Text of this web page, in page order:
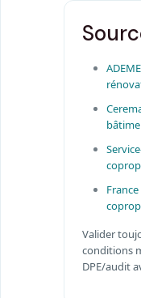
Valider
conditions
DPE/audit